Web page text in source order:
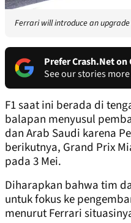
Ferrari will introduce an
Prefer Crash.Net on
See our stories
F1 saat ini berada di
balapan menyusul
dan Arab Saudi karena
berikutnya, Grand Prix
pada 3 Mei.
Diharapkan bahwa tim
untuk fokus ke
menurut Ferrari